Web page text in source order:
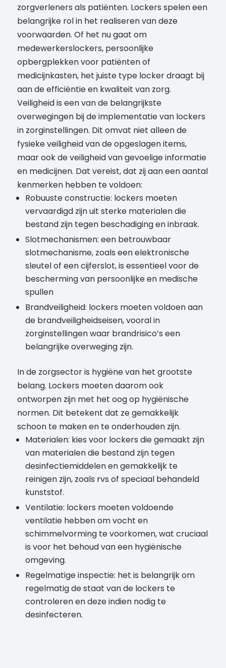
zorgverleners als patiënten. Lockers spelen een
belangrijke rol in het realiseren van deze
voorwaarden. Of het nu gaat om
medewerkerslockers, persoonlijke
opbergplekken voor patiënten of
medicijnkasten, het juiste type locker draagt bij
aan de efficiëntie en kwaliteit van zorg.
Veiligheid is een van de belangrijkste
overwegingen bij de implementatie van lockers
in zorginstellingen. Dit omvat niet alleen de
fysieke veiligheid van de opgeslagen items,
maar ook de veiligheid van gevoelige informatie
en medicijnen. Dat vereist, dat zij aan een aantal
kenmerken hebben te voldoen:
Robuuste constructie: lockers moeten
vervaardigd zijn uit sterke materialen die
bestand zijn tegen beschadiging en inbraak.
Slotmechanismen: een betrouwbaar
slotmechanisme, zoals een elektronische
sleutel of een cijferslot, is essentieel voor de
bescherming van persoonlijke en medische
spullen
Brandveiligheid: lockers moeten voldoen aan
de brandveiligheidseisen, vooral in
zorginstellingen waar brandrisico’s een
belangrijke overweging zijn.
In de zorgsector is hygiëne van het grootste
belang. Lockers moeten daarom ook
ontworpen zijn met het oog op hygiënische
normen. Dit betekent dat ze gemakkelijk
schoon te maken en te onderhouden zijn.
Materialen: kies voor lockers die gemaakt zijn
van materialen die bestand zijn tegen
desinfectiemiddelen en gemakkelijk te
reinigen zijn, zoals rvs of speciaal behandeld
kunststof.
Ventilatie: lockers moeten voldoende
ventilatie hebben om vocht en
schimmelvorming te voorkomen, wat cruciaal
is voor het behoud van een hygiënische
omgeving.
Regelmatige inspectie: het is belangrijk om
regelmatig de staat van de lockers te
controleren en deze indien nodig te
desinfecteren.